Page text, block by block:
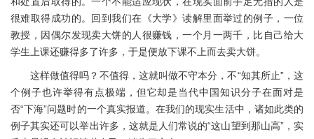
很难取得成功的。回到我们在《大学》读解里面举过的例子，一位
教授，因偶尔发现卖大饼的人很赚钱，一个月一两千，比自己给大
学生上课还赚得多了许多，于是便放下课不上而去卖大饼。
这样做值得吗？不值得，这就叫做不守本分，不“知其所止”，这
个例子也许举得有点极端，但它却是当代中国知识分子在面对是
否“下海”问题时的一个真实报道。在我们的现实生活中，诸如此类的
例子其实还可以举出许多，这就是人们常说的“这山望到那山高”，实